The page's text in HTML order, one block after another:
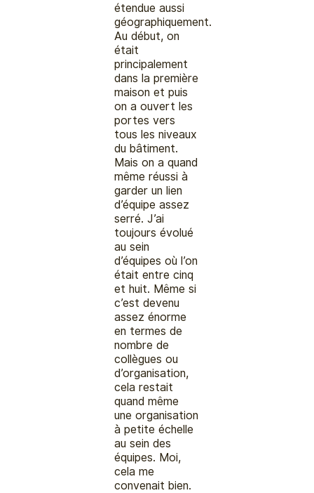
étendue aussi
géographiquement.
Au début, on
était
principalement
dans la première
maison et puis
on a ouvert les
portes vers
tous les niveaux
du bâtiment.
Mais on a quand
même réussi à
garder un lien
d’équipe assez
serré. J’ai
toujours évolué
au sein
d’équipes où l’on
était entre cinq
et huit. Même si
c’est devenu
assez énorme
en termes de
nombre de
collègues ou
d’organisation,
cela restait
quand même
une organisation
à petite échelle
au sein des
équipes. Moi,
cela me
convenait bien.